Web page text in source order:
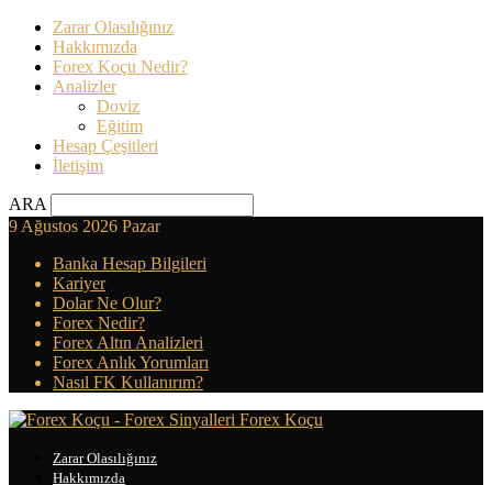
Zarar Olasılığınız
Hakkımızda
Forex Koçu Nedir?
Analizler
Doviz
Eğitim
Hesap Çeşitleri
İletişim
ARA
9 Ağustos 2026 Pazar
Banka Hesap Bilgileri
Kariyer
Dolar Ne Olur?
Forex Nedir?
Forex Altın Analizleri
Forex Anlık Yorumları
Nasıl FK Kullanırım?
Forex Koçu
Zarar Olasılığınız
Hakkımızda